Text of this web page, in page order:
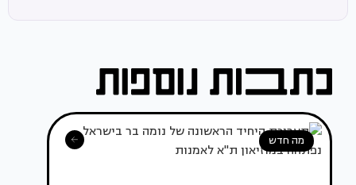
מה חדש